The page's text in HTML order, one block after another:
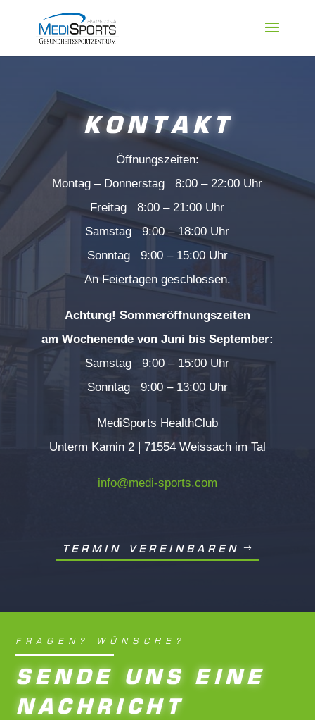
KONTAKT
Öffnungszeiten:
Montag – Donnerstag 8:00 – 22:00 Uhr
Freitag 8:00 – 21:00 Uhr
Samstag 9:00 – 18:00 Uhr
Sonntag 9:00 – 15:00 Uhr
An Feiertagen geschlossen.
Achtung! Sommeröffnungszeiten
am Wochenende von Juni bis September:
Samstag 9:00 – 15:00 Uhr
Sonntag 9:00 – 13:00 Uhr
MediSports HealthClub
Unterm Kamin 2 | 71554 Weissach im Tal
info@medi-sports.com
TERMIN VEREINBAREN
FRAGEN? WÜNSCHE?
SENDE UNS EINE
NACHRICHT